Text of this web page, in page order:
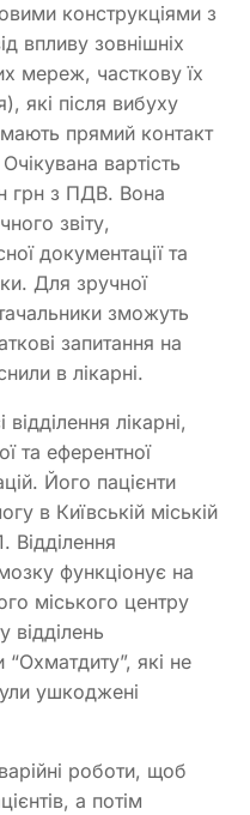
конструкціями з
впливу зовнішніх
мереж, часткову їх
які після вибуху
прямий контакт
вартість
грн з ПДВ. Вона
звіту,
документації та
Для зручної
зможуть
запитання на
в лікарні.
лікарні,
та еферентної
Його пацієнти
в Київській міській
Відділення
функціонує на
міського центру
відділень
які не
ушкоджені
роботи, щоб
а потім